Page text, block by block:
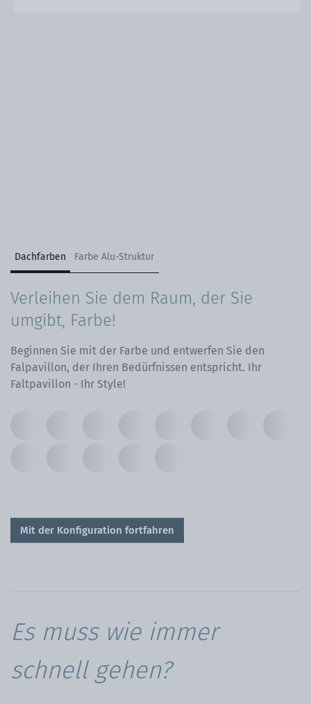
Dachfarben Farbe Alu-Struktur
Verleihen Sie dem Raum, der Sie
umgibt, Farbe!
Beginnen Sie mit der Farbe und entwerfen Sie den
Falpavillon, der Ihren Bedürfnissen entspricht. Ihr
Faltpavillon - Ihr Style!
Mit der Konfiguration fortfahren
Es muss wie immer
schnell gehen?